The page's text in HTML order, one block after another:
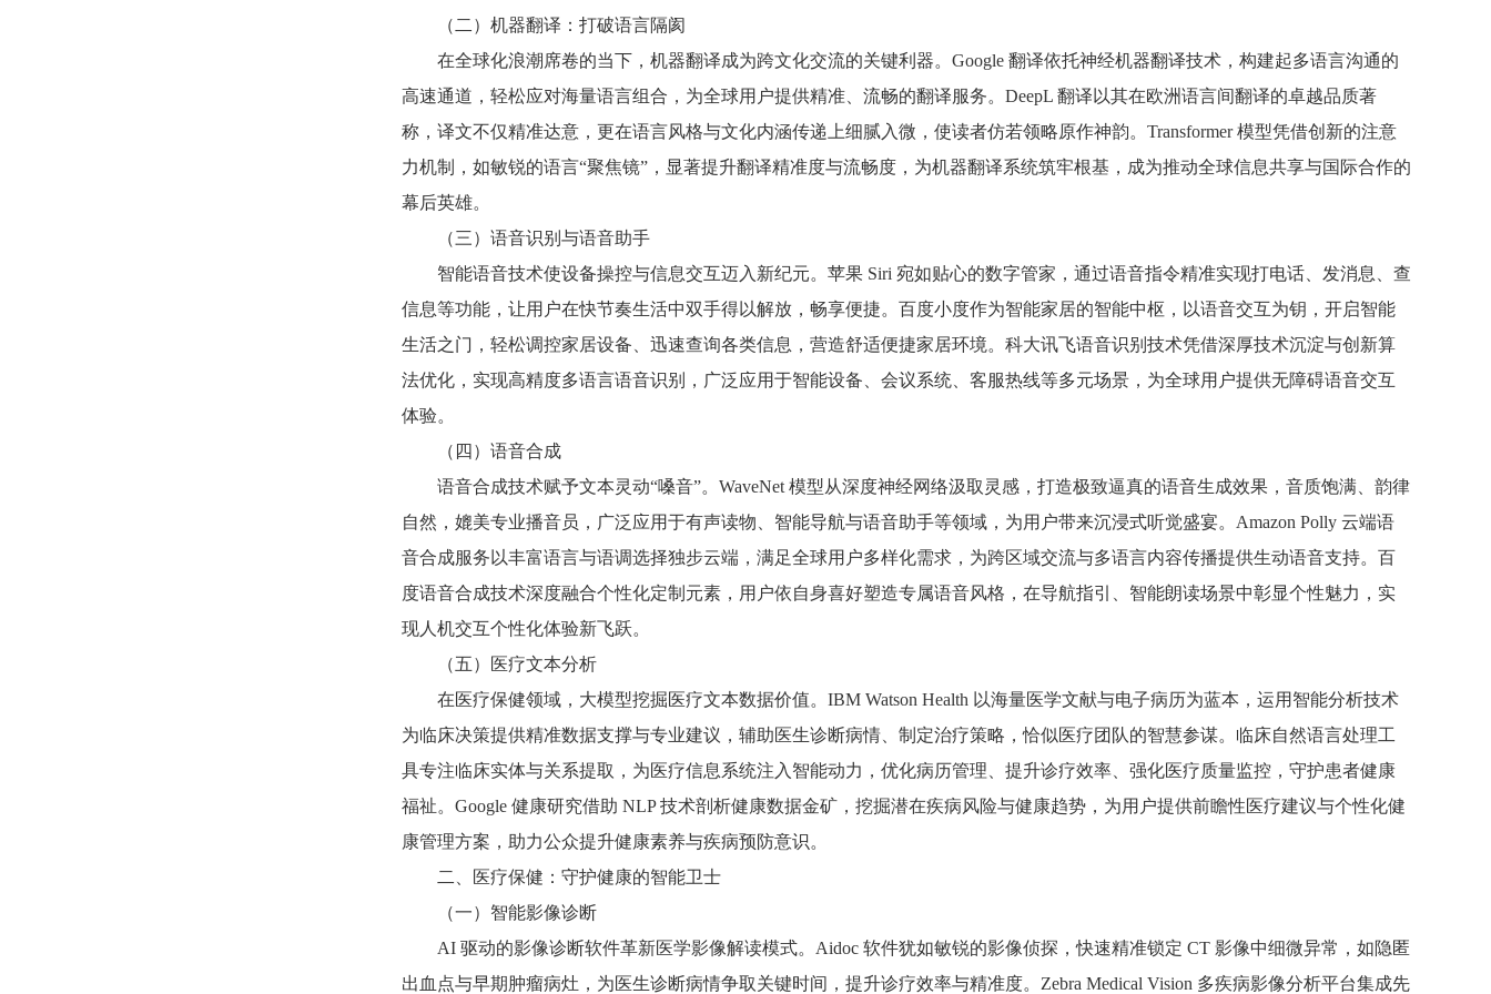
（二）机器翻译：打破语言隔阂
在全球化浪潮席卷的当下，机器翻译成为跨文化交流的关键利器。Google 翻译依托神经机器翻译技术，构建起多语言沟通的
高速通道，轻松应对海量语言组合，为全球用户提供精准、流畅的翻译服务。DeepL 翻译以其在欧洲语言间翻译的卓越品质著
称，译文不仅精准达意，更在语言风格与文化内涵传递上细腻入微，使读者仿若领略原作神韵。Transformer 模型凭借创新的注意
力机制，如敏锐的语言“聚焦镜”，显著提升翻译精准度与流畅度，为机器翻译系统筑牢根基，成为推动全球信息共享与国际合作的
幕后英雄。
（三）语音识别与语音助手
智能语音技术使设备操控与信息交互迈入新纪元。苹果 Siri 宛如贴心的数字管家，通过语音指令精准实现打电话、发消息、查
信息等功能，让用户在快节奏生活中双手得以解放，畅享便捷。百度小度作为智能家居的智能中枢，以语音交互为钥，开启智能
生活之门，轻松调控家居设备、迅速查询各类信息，营造舒适便捷家居环境。科大讯飞语音识别技术凭借深厚技术沉淀与创新算
法优化，实现高精度多语言语音识别，广泛应用于智能设备、会议系统、客服热线等多元场景，为全球用户提供无障碍语音交互
体验。
（四）语音合成
语音合成技术赋予文本灵动“嗓音”。WaveNet 模型从深度神经网络汲取灵感，打造极致逼真的语音生成效果，音质饱满、韵律
自然，媲美专业播音员，广泛应用于有声读物、智能导航与语音助手等领域，为用户带来沉浸式听觉盛宴。Amazon Polly 云端语
音合成服务以丰富语言与语调选择独步云端，满足全球用户多样化需求，为跨区域交流与多语言内容传播提供生动语音支持。百
度语音合成技术深度融合个性化定制元素，用户依自身喜好塑造专属语音风格，在导航指引、智能朗读场景中彰显个性魅力，实
现人机交互个性化体验新飞跃。
（五）医疗文本分析
在医疗保健领域，大模型挖掘医疗文本数据价值。IBM Watson Health 以海量医学文献与电子病历为蓝本，运用智能分析技术
为临床决策提供精准数据支撑与专业建议，辅助医生诊断病情、制定治疗策略，恰似医疗团队的智慧参谋。临床自然语言处理工
具专注临床实体与关系提取，为医疗信息系统注入智能动力，优化病历管理、提升诊疗效率、强化医疗质量监控，守护患者健康
福祉。Google 健康研究借助 NLP 技术剖析健康数据金矿，挖掘潜在疾病风险与健康趋势，为用户提供前瞻性医疗建议与个性化健
康管理方案，助力公众提升健康素养与疾病预防意识。
二、医疗保健：守护健康的智能卫士
（一）智能影像诊断
AI 驱动的影像诊断软件革新医学影像解读模式。Aidoc 软件犹如敏锐的影像侦探，快速精准锁定 CT 影像中细微异常，如隐匿
出血点与早期肿瘤病灶，为医生诊断病情争取关键时间，提升诊疗效率与精准度。Zebra Medical Vision 多疾病影像分析平台集成先